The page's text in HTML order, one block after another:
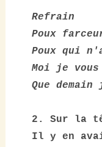
Refrain
Poux
Poux qui
Moi je
Que
2. Sur la
Il y en